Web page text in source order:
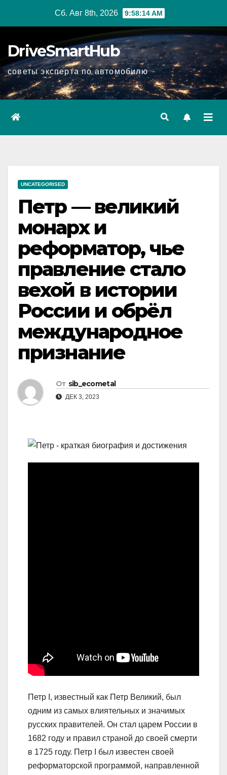
Сб. Авг 8th, 2026 9:58:15 AM
DriveSmartHub
советы эксперта по автомобилю
UNCATEGORISED
Петр — великий
монарх и
реформатор, чье
правление стало
вехой в истории
России и обрёл
международное
признание
От sib_ecometal
ДЕК 3, 2023
Петр I, известный как Петр Великий, был
одним из самых влиятельных и значимых
русских правителей. Он стал царем России в
1682 году и правил страной до своей смерти
в 1725 году. Петр I был известен своей
реформаторской программой, направленной